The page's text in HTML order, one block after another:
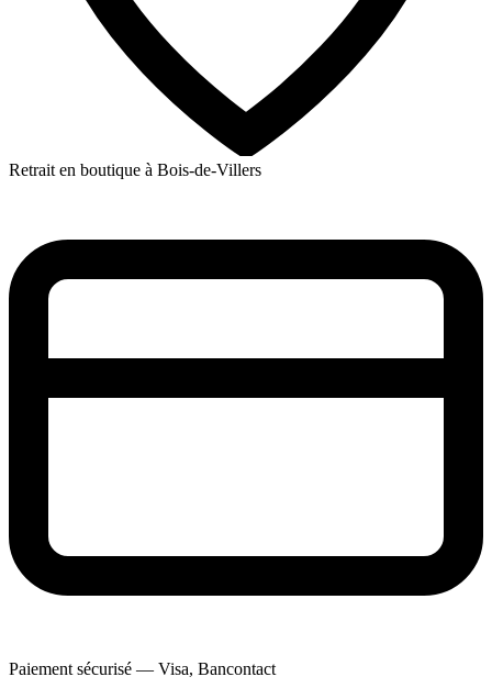
Retrait en boutique à Bois-de-Villers
Paiement sécurisé — Visa, Bancontact